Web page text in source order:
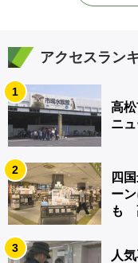
アクセスラン
1
高
ニ
2
四
ー
も
3
人